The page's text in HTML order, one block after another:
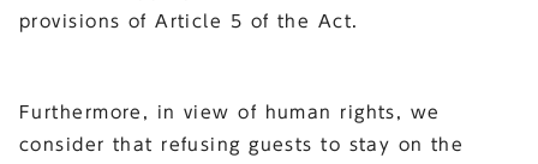
provisions of Article 5 of the Act.
Furthermore, in view of human rights, we
consider that refusing guests to stay on the